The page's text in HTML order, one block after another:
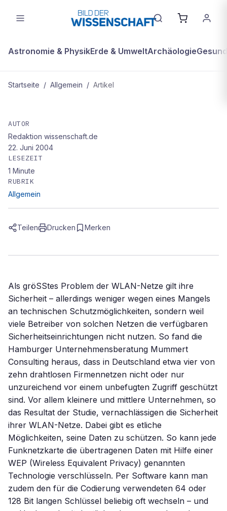
Astronomie & PhysikErde & UmweltArchäologie
Startseite / Allgemein / Artikel
Als gröSStes Problem der WLAN-
Netze
AUTOR
Redaktion wissenschaft.de
22. Juni 2004
LESEZEIT
1 Minute
RUBRIK
Allgemein
Teilen Drucken Merken
Als gröSStes Problem der WLAN-Netze gilt ihre
Sicherheit – allerdings weniger wegen eines Mangels
an technischen Schutzmöglichkeiten, sondern weil
viele Betreiber von solchen Netzen die verfügbaren
Sicherheitseinrichtungen nicht nutzen. So fand die
Hamburger Unternehmensberatung Mummert
Consulting heraus, dass in Deutschland etwa vier von
zehn drahtlosen Firmennetzen nicht oder nur
unzureichend vor einem unbefugten Zugriff geschützt
sind. Vor allem kleinere und mittlere Unternehmen, so
das Resultat der Studie, vernachlässigen die Sicherheit
ihrer WLAN-Netze. Dabei gibt es etliche
Möglichkeiten, seine Daten zu schützen. So kann jede
Funknetzkarte die übertragenen Daten mit Hilfe einer
WEP (Wireless Equivalent Privacy) genannten
Technologie verschlüsseln. Per Software kann man
zudem den für die Codierung verwendeten 64 oder
128 Bit langen Schlüssel beliebig oft wechseln – und